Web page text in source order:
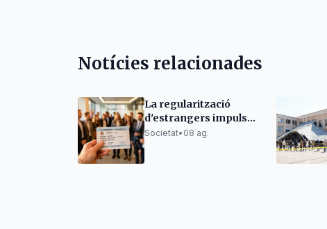
Notícies relacionades
La regularització
d'estrangers impulsa
l'afiliació a la
Societat• 08 ag.